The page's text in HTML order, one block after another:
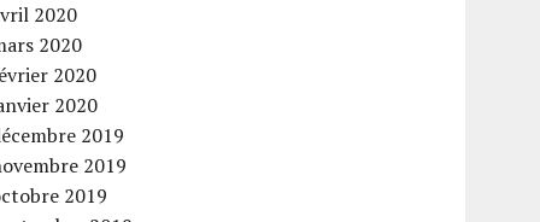
2020
2020
2020
2020
2019
2019
2019